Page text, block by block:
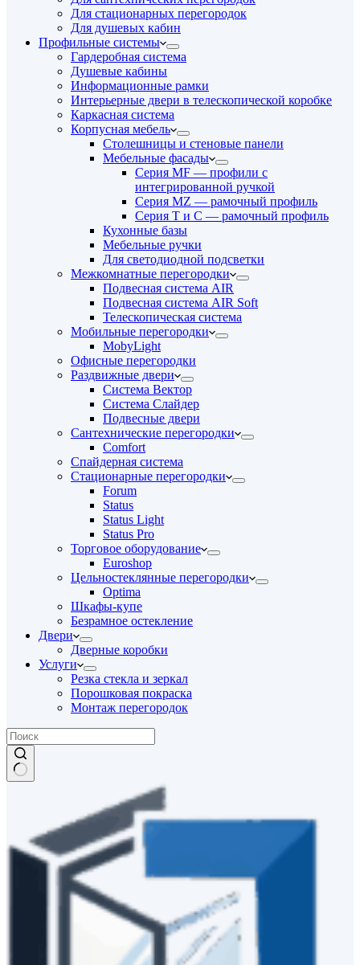
Для стационарных перегородок
Для душевых кабин
Профильные системы
Гардеробная система
Душевые кабины
Информационные рамки
Интерьерные двери в телескопической коробке
Каркасная система
Корпусная мебель
Столешницы и стеновые панели
Мебельные фасады
Серия MF — профили с
интегрированной ручкой
Серия MZ — рамочный профиль
Серия T и C — рамочный профиль
Кухонные базы
Мебельные ручки
Для светодиодной подсветки
Межкомнатные перегородки
Подвесная система AIR
Подвесная система AIR Soft
Телескопическая система
Мобильные перегородки
MobyLight
Офисные перегородки
Раздвижные двери
Система Вектор
Система Слайдер
Подвесные двери
Сантехнические перегородки
Comfort
Спайдерная система
Стационарные перегородки
Forum
Status
Status Light
Status Pro
Торговое оборудование
Euroshop
Цельностеклянные перегородки
Optima
Шкафы-купе
Безрамное остекление
Двери
Дверные коробки
Услуги
Резка стекла и зеркал
Порошковая покраска
Монтаж перегородок